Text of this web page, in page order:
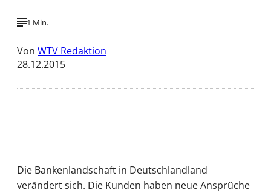
1 Min.
Von WTV Redaktion
28.12.2015
Die Bankenlandschaft in Deutschlandland
verändert sich. Die Kunden haben neue Ansprüche